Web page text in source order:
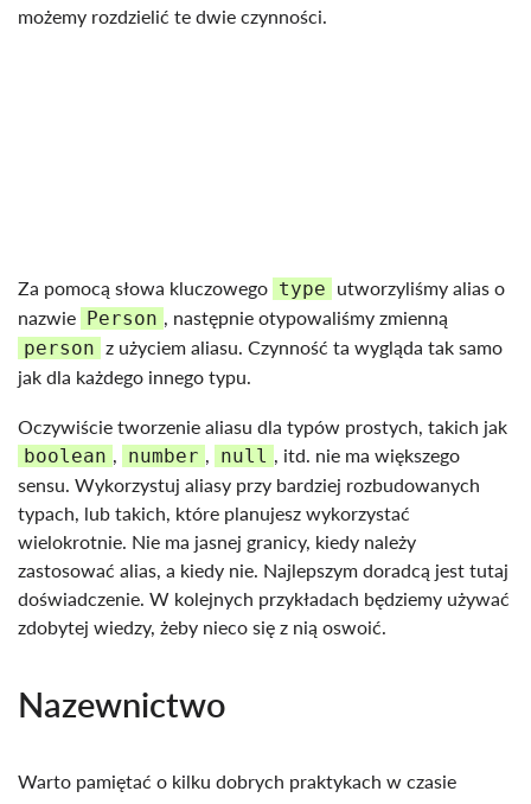
możemy rozdzielić te dwie czynności.
Za pomocą słowa kluczowego type utworzyliśmy alias o
nazwie Person , następnie otypowaliśmy zmienną
person z użyciem aliasu. Czynność ta wygląda tak samo
jak dla każdego innego typu.
Oczywiście tworzenie aliasu dla typów prostych, takich jak
boolean , number , null , itd. nie ma większego
sensu. Wykorzystuj aliasy przy bardziej rozbudowanych
typach, lub takich, które planujesz wykorzystać
wielokrotnie. Nie ma jasnej granicy, kiedy należy
zastosować alias, a kiedy nie. Najlepszym doradcą jest tutaj
doświadczenie. W kolejnych przykładach będziemy używać
zdobytej wiedzy, żeby nieco się z nią oswoić.
Nazewnictwo
Warto pamiętać o kilku dobrych praktykach w czasie